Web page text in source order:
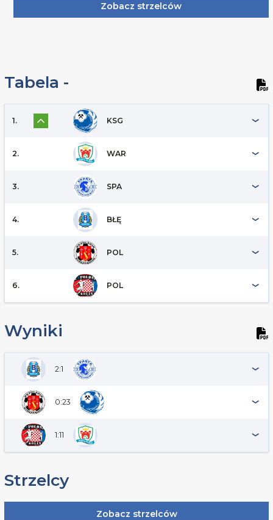
Zobacz strzelców
Tabela -
1. KSG
2. WAR
3. SPA
4. BŁĘ
5. POL
6. POL
Wyniki
2:1
0:23
1:11
Strzelcy
Zobacz strzelców